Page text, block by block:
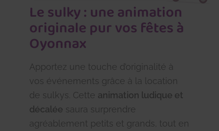
Le sulky : une animation
originale pur vos fêtes à
Oyonnax
Apportez une touche d’originalité à
vos événements grâce à la location
de sulkys. Cette animation ludique et
décalée saura surprendre
agréablement petits et grands, tout en